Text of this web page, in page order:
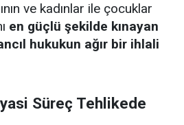
ve kadınlar ile çocuklar
en güçlü şekilde kınayan
hukukun ağır bir ihlali
Süreç Tehlikede